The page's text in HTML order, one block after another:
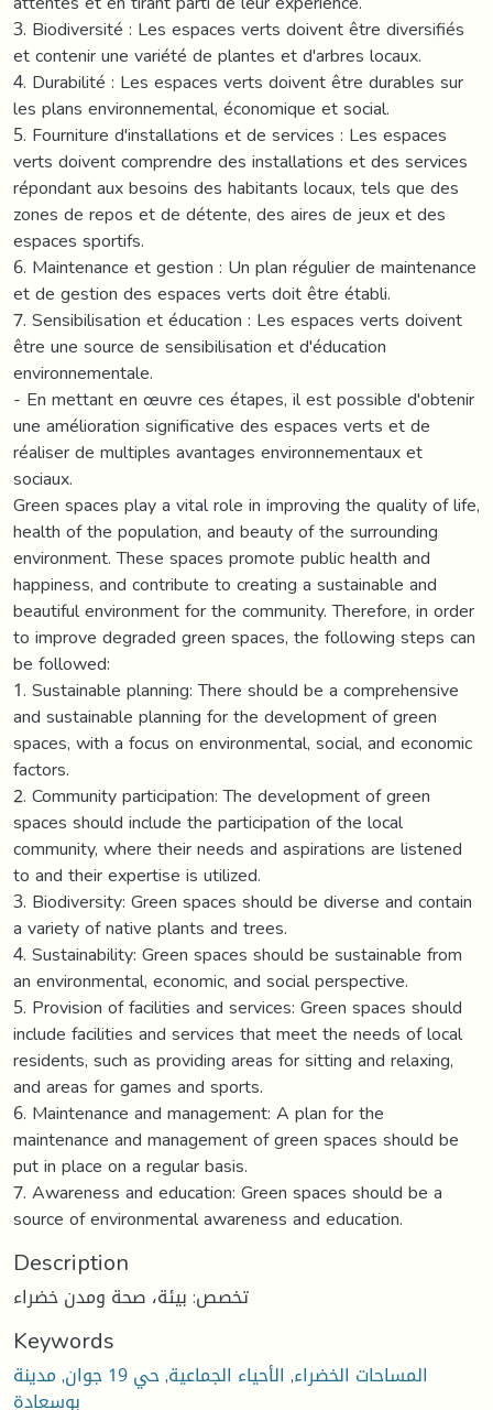
3. Biodiversité : Les espaces verts doivent être diversifiés
et contenir une variété de plantes et d'arbres locaux.
4. Durabilité : Les espaces verts doivent être durables sur
les plans environnemental, économique et social.
5. Fourniture d'installations et de services : Les espaces
verts doivent comprendre des installations et des services
répondant aux besoins des habitants locaux, tels que des
zones de repos et de détente, des aires de jeux et des
espaces sportifs.
6. Maintenance et gestion : Un plan régulier de maintenance
et de gestion des espaces verts doit être établi.
7. Sensibilisation et éducation : Les espaces verts doivent
être une source de sensibilisation et d'éducation
environnementale.
- En mettant en œuvre ces étapes, il est possible d'obtenir
une amélioration significative des espaces verts et de
réaliser de multiples avantages environnementaux et
sociaux.
Green spaces play a vital role in improving the quality of life,
health of the population, and beauty of the surrounding
environment. These spaces promote public health and
happiness, and contribute to creating a sustainable and
beautiful environment for the community. Therefore, in order
to improve degraded green spaces, the following steps can
be followed:
1. Sustainable planning: There should be a comprehensive
and sustainable planning for the development of green
spaces, with a focus on environmental, social, and economic
factors.
2. Community participation: The development of green
spaces should include the participation of the local
community, where their needs and aspirations are listened
to and their expertise is utilized.
3. Biodiversity: Green spaces should be diverse and contain
a variety of native plants and trees.
4. Sustainability: Green spaces should be sustainable from
an environmental, economic, and social perspective.
5. Provision of facilities and services: Green spaces should
include facilities and services that meet the needs of local
residents, such as providing areas for sitting and relaxing,
and areas for games and sports.
6. Maintenance and management: A plan for the
maintenance and management of green spaces should be
put in place on a regular basis.
7. Awareness and education: Green spaces should be a
source of environmental awareness and education.
Description
تخصص: بيئة، صحة ومدن خضراء
Keywords
المساحات الخضراء, الأحياء الجماعية,حي 19 جوان ,مدينة
بوسعادة